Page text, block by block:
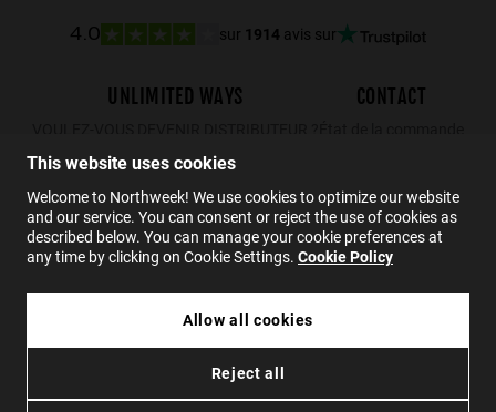
This website uses cookies
Welcome to Northweek! We use cookies to optimize our website
and our service. You can consent or reject the use of cookies as
described below. You can manage your cookie preferences at
any time by clicking on Cookie Settings. Cookie Policy
Allow all cookies
Reject all
4.0 sur 1914 avis sur
UNLIMITED WAYS CONTACT
Contact
FAQs
Confidentialité Cookies Conditions Accessibilité